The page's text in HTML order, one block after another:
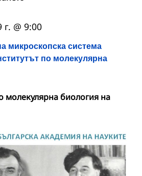
микроскопска система
по молекулярна
г. @ 9:00
молекулярна биология на